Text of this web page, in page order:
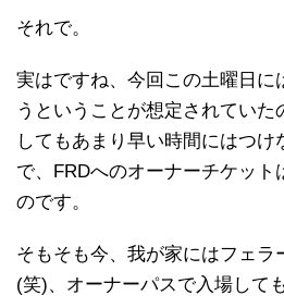
それで。
実はですね、今回この土曜日に
うということが想定されていた
してもあまり早い時間にはつけ
で、FRDへのオーナーチケット
のです。
そもそも今、我が家にはフェラ
(笑)、オーナーパスで入場して